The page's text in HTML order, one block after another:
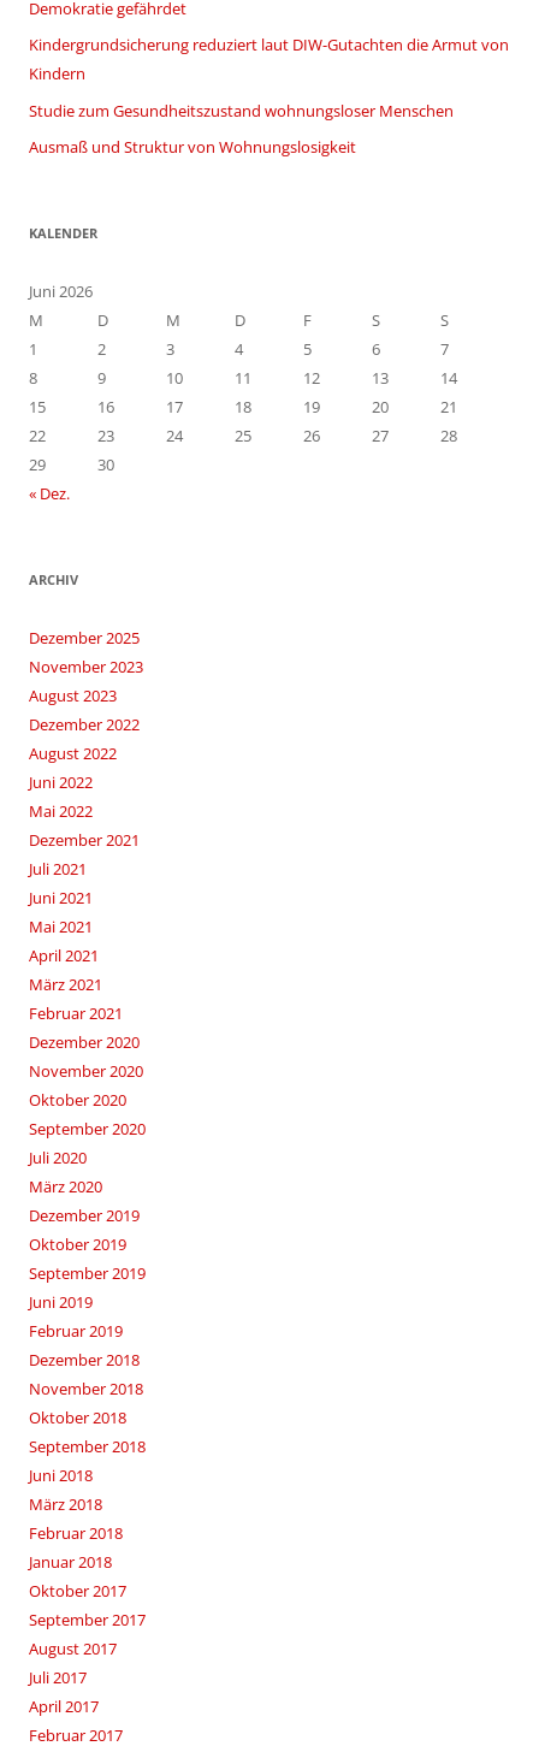
Demokratie gefährdet
Kindergrundsicherung reduziert laut DIW-Gutachten die Armut von
Kindern
Studie zum Gesundheitszustand wohnungsloser Menschen
Ausmaß und Struktur von Wohnungslosigkeit
KALENDER
Juni 2026
M
D M D F S
S
1
2 3 4 5 6
7
8
9 10 11 12 13
14
15
16 17 18 19 20
21
22
23 24 25 26 27
28
29
30
« Dez.
ARCHIV
Dezember 2025
November 2023
August 2023
Dezember 2022
August 2022
Juni 2022
Mai 2022
Dezember 2021
Juli 2021
Juni 2021
Mai 2021
April 2021
März 2021
Februar 2021
Dezember 2020
November 2020
Oktober 2020
September 2020
Juli 2020
März 2020
Dezember 2019
Oktober 2019
September 2019
Juni 2019
Februar 2019
Dezember 2018
November 2018
Oktober 2018
September 2018
Juni 2018
März 2018
Februar 2018
Januar 2018
Oktober 2017
September 2017
August 2017
Juli 2017
April 2017
Februar 2017